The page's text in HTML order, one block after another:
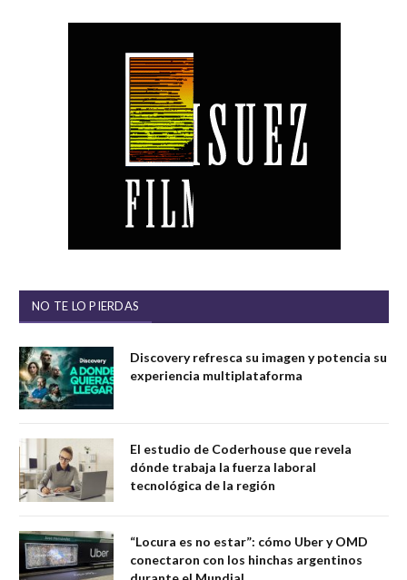
NO TE LO PIERDAS
Discovery refresca su imagen y potencia su
experiencia multiplataforma
El estudio de Coderhouse que revela
dónde trabaja la fuerza laboral
tecnológica de la región
“Locura es no estar”: cómo Uber y OMD
conectaron con los hinchas argentinos